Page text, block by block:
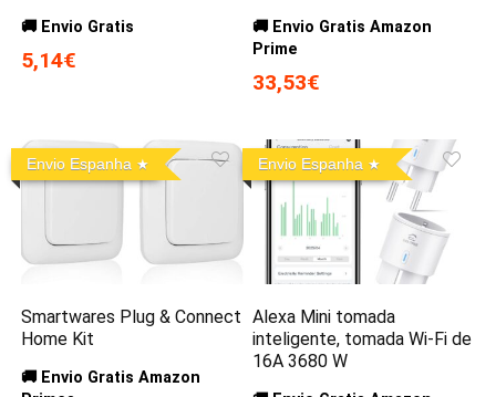
🚚 Envio Gratis
5,14€
🚚 Envio Gratis Amazon
Prime
33,53€
Envio Espanha
Smartwares Plug & Connect
Home Kit
🚚 Envio Gratis Amazon
Envio Espanha
Alexa Mini tomada
inteligente, tomada Wi-Fi de
16A 3680 W